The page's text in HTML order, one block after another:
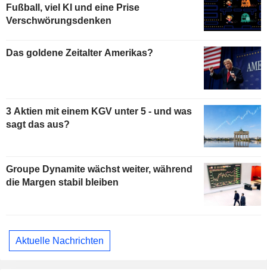
Fußball, viel KI und eine Prise
Verschwörungsdenken
Das goldene Zeitalter Amerikas?
3 Aktien mit einem KGV unter 5 - und was
sagt das aus?
Groupe Dynamite wächst weiter, während
die Margen stabil bleiben
Aktuelle Nachrichten